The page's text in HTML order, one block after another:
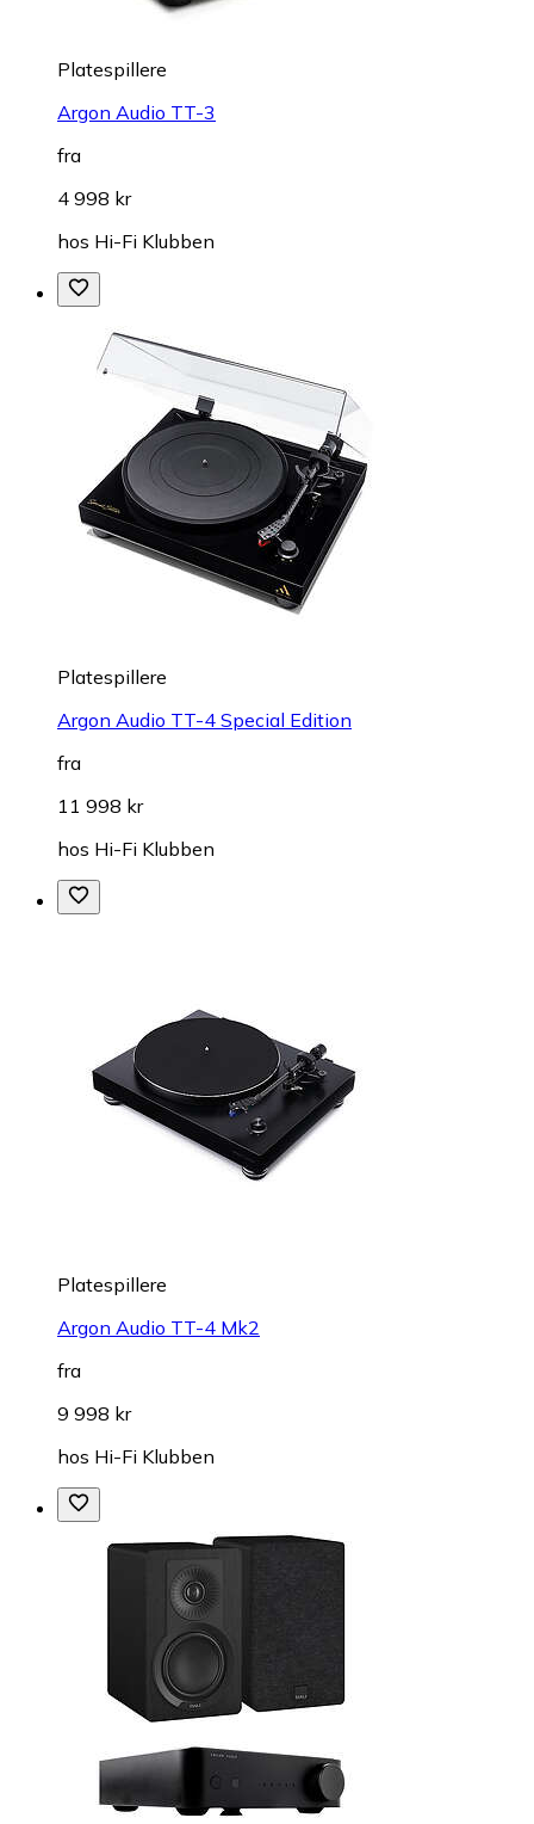
Platespillere
Argon Audio TT-3
fra
4 998 kr
hos Hi-Fi Klubben
Platespillere
Argon Audio TT-4 Special Edition
fra
11 998 kr
hos Hi-Fi Klubben
Platespillere
Argon Audio TT-4 Mk2
fra
9 998 kr
hos Hi-Fi Klubben